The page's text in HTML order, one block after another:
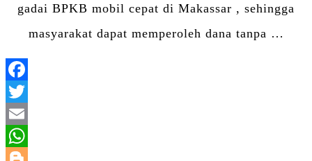
gadai BPKB mobil cepat di Makassar , sehingga
masyarakat dapat memperoleh dana tanpa …